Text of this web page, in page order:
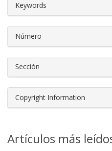
Keywords
Número
Sección
Copyright Information
Artículos más